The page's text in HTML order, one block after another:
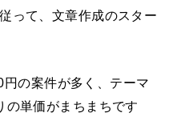
って、文章作成のスター
の案件が多く、テーマ
の単価がまちまちです